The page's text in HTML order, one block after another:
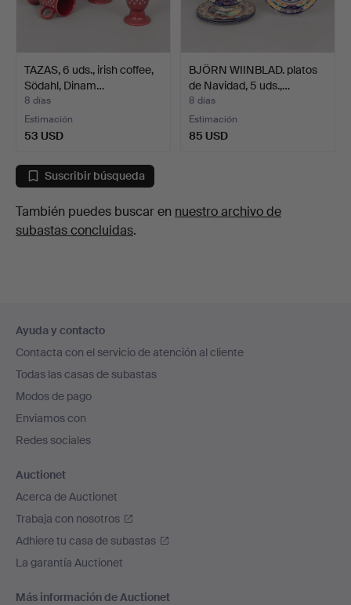
TAZAS, 6 uds., irish coffee,
Södahl, Dinam…
8 días
Estimación
53 USD
BJÖRN WIINBLAD. platos
de Navidad, 5 uds.,…
8 días
Estimación
85 USD
Suscribir búsqueda
También puedes buscar en nuestro archivo de
subastas concluidas.
en
el
pie
de
página
Ayuda y contacto
Contacta con el servicio de atención al cliente
Todas las casas de subastas
Modos de pago
Enviamos con
Redes sociales
Auctionet
Acerca de Auctionet
Trabaja con nosotros
Adhiere tu casa de subastas
La garantía Auctionet
Más información de Auctionet